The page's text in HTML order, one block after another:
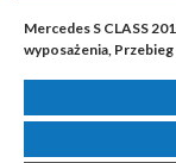
Mercedes S CLASS
wyposażenia,